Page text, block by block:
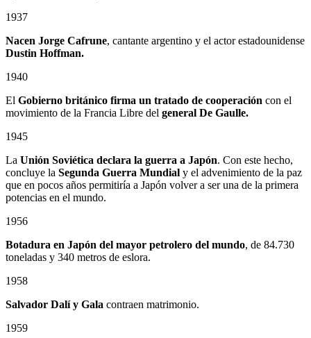
1937
Nacen Jorge Cafrune, cantante argentino y el actor estadounidense
Dustin Hoffman.
1940
El Gobierno británico firma un tratado de cooperación con el
movimiento de la Francia Libre del general De Gaulle.
1945
La Unión Soviética declara la guerra a Japón. Con este hecho,
concluye la Segunda Guerra Mundial y el advenimiento de la paz
que en pocos años permitiría a Japón volver a ser una de la primera
potencias en el mundo.
1956
Botadura en Japón del mayor petrolero del mundo, de 84.730
toneladas y 340 metros de eslora.
1958
Salvador Dalí y Gala contraen matrimonio.
1959